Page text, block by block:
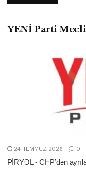
YENİ Parti
24 TEMMUZ 2026 0
PİRYOL - CHP’den